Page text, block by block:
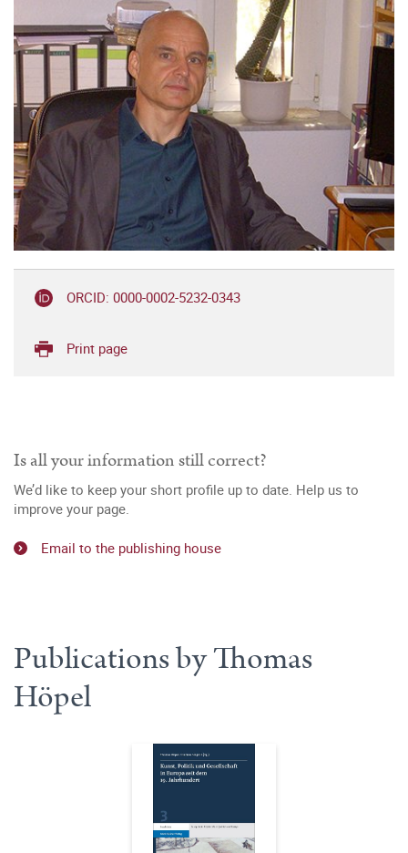
ORCID: 0000-0002-5232-0343
Print page
Is all your information still correct?
We’d like to keep your short profile up to date. Help us to
improve your page.
Email to the publishing house
Publications by Thomas
Höpel